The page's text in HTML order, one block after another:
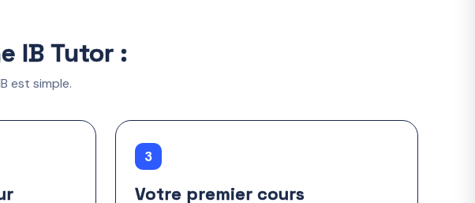
IB Tutor :
est simple.
3
Votre premier cours